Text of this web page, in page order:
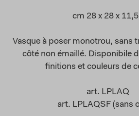
cm 28 x 28 x
Vasque à poser monotrou, sans
côté non émaillé. Disponibile
finitions et couleurs de
art. LPLAQ
art. LPLAQSF (sans